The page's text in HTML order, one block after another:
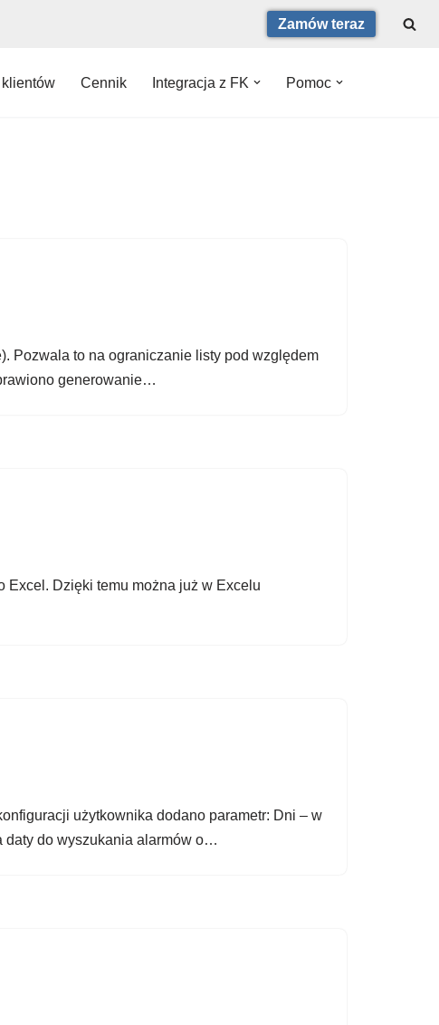
Zamów teraz
Cennik Integracja z FK Pomoc
Pozwala to na ograniczanie listy pod względem
generowanie…
Excel. Dzięki temu można już w Excelu
użytkownika dodano parametr: Dni – w
daty do wyszukania alarmów o…